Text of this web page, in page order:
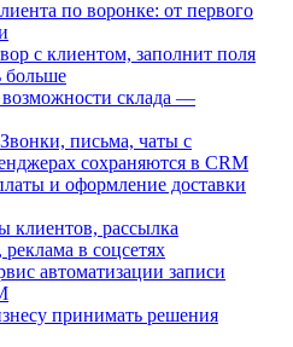
по воронке: от первого
с клиентом, заполнит поля
больше
возможности склада —
Звонки, письма, чаты с
сохраняются в CRM
и оформление доставки
клиентов, рассылка
в соцсетях
автоматизации записи
принимать решения